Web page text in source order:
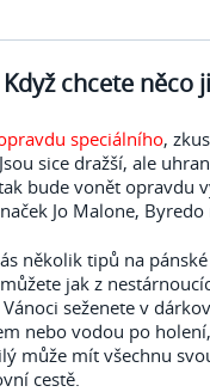
chcete něco
speciálního,
sice dražší, ale
bude vonět opravdu
Jo Malone, Byredo
několik tipů na pánské
jak z
seženete v
nebo vodou po
může mít všechnu
cestě.